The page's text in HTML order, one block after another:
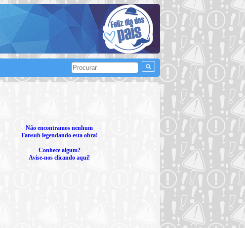
Não encontramos nenhum
Fansub legendando esta obra!
Conhece algum?
Avise-nos clicando aqui!